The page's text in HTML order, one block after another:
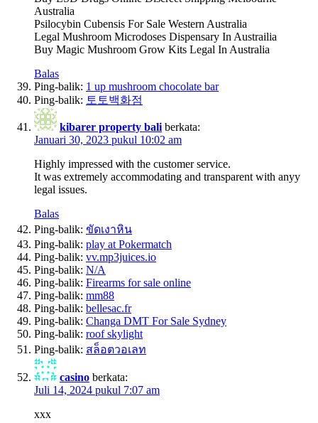
Australia
Psilocybin Cubensis For Sale Western Australia
Legal Mushroom Microdoses Dispensary In Austrailia
Buy Magic Mushroom Grow Kits Legal In Australia
Balas
Ping-balik: 1 up mushroom chocolate bar
Ping-balik: 토토백화점
kibarer property bali berkata:
Januari 30, 2023 pukul 10:02 am
Highly impressed ѡith the customer service.
It was extremely accommodating аnd transparent witһ anyy
legal issues.
Balas
Ping-balik: ขัดเงาหิน
Ping-balik: play at Pokermatch
Ping-balik: vv.mp3juices.io
Ping-balik: N/A
Ping-balik: Firearms for sale online
Ping-balik: mm88
Ping-balik: bellesac.fr
Ping-balik: Changa DMT For Sale Sydney
Ping-balik: roof skylight
Ping-balik: สล็อตวอเลท
casino berkata:
Juli 14, 2024 pukul 7:07 am
xxx